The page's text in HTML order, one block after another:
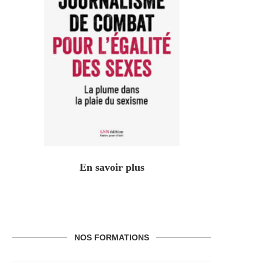
En savoir plus
NOS FORMATIONS